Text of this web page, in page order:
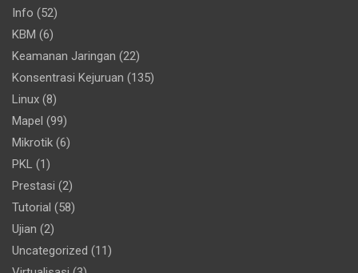
Info (52)
KBM (6)
Keamanan Jaringan (22)
Konsentrasi Kejuruan (135)
Linux (8)
Mapel (99)
Mikrotik (6)
PKL (1)
Prestasi (2)
Tutorial (58)
Ujian (2)
Uncategorized (11)